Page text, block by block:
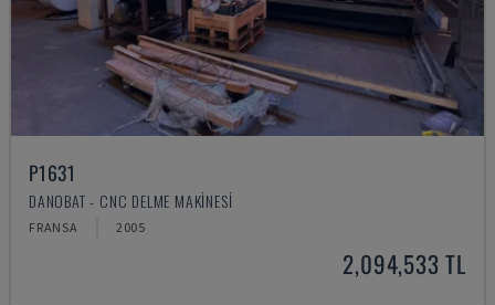
P1631
DANOBAT - CNC DELME MAKINESI
FRANSA 2005
2,094,533 TL